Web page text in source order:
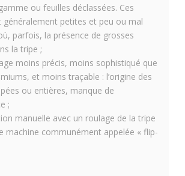
ou feuilles déclassées. Ces
généralement petites et peu ou mal
parfois, la présence de grosses
la tripe ;
moins précis, moins sophistiqué que
et moins traçable : l’origine des
ou entières, manque de
;
manuelle avec un roulage de la tripe
machine communément appelée « flip-